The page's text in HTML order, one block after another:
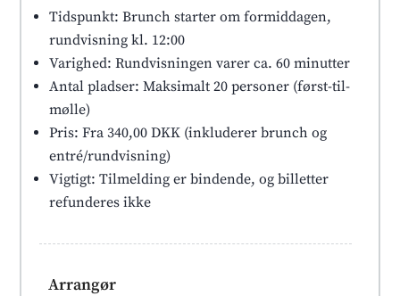
Tidspunkt: Brunch starter om formiddagen,
rundvisning kl. 12:00
Varighed: Rundvisningen varer ca. 60 minutter
Antal pladser: Maksimalt 20 personer (først-til-
mølle)
Pris: Fra 340,00 DKK (inkluderer brunch og
entré/rundvisning)
Vigtigt: Tilmelding er bindende, og billetter
refunderes ikke
Arrangør